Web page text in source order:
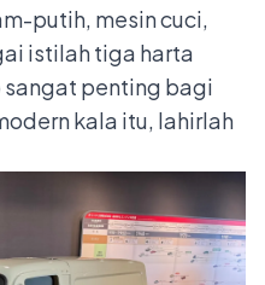
putih, mesin cuci,
istilah tiga harta
penting bagi
kala itu, lahirlah